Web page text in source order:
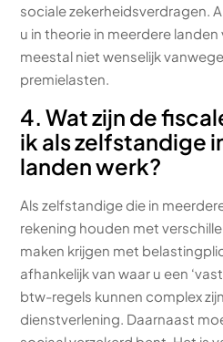
sociale zekerheidsverdragen.
u in theorie in meerdere landen
meestal niet wenselijk
premielasten.
4. Wat zijn de
ik als zelfstandige
landen werk?
Als zelfstandige die in
rekening houden met
maken krijgen met
afhankelijk van waar u een
btw-regels kunnen complex
dienstverlening. Daarnaast